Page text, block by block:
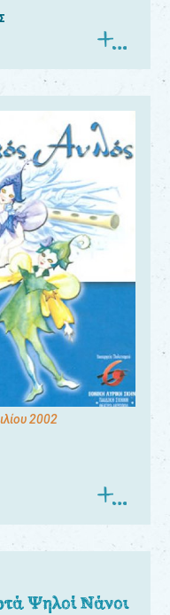
2002
Ψηλοί Νάνοι